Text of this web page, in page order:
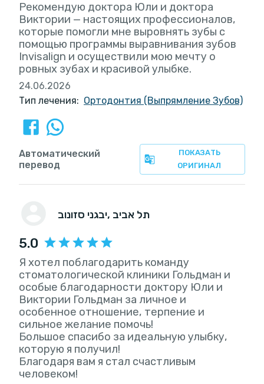
Рекомендую доктора Юли и доктора
Виктории — настоящих профессионалов,
которые помогли мне выровнять зубы с
помощью программы выравнивания зубов
Invisalign и осуществили мою мечту о
ровных зубах и красивой улыбке.
24.06.2026
Тип лечения: Ортодонтия (Выпрямление Зубов)
ПОКАЗАТЬ
ОРИГИНАЛ
Автоматический
перевод
יבגני סזונוב , תל אביב
5.0
Я хотел поблагодарить команду
стоматологической клиники Гольдман и
особые благодарности доктору Юли и
Виктории Гольдман за личное и
особенное отношение, терпение и
сильное желание помочь!
Большое спасибо за идеальную улыбку,
которую я получил!
Благодаря вам я стал счастливым
человеком!